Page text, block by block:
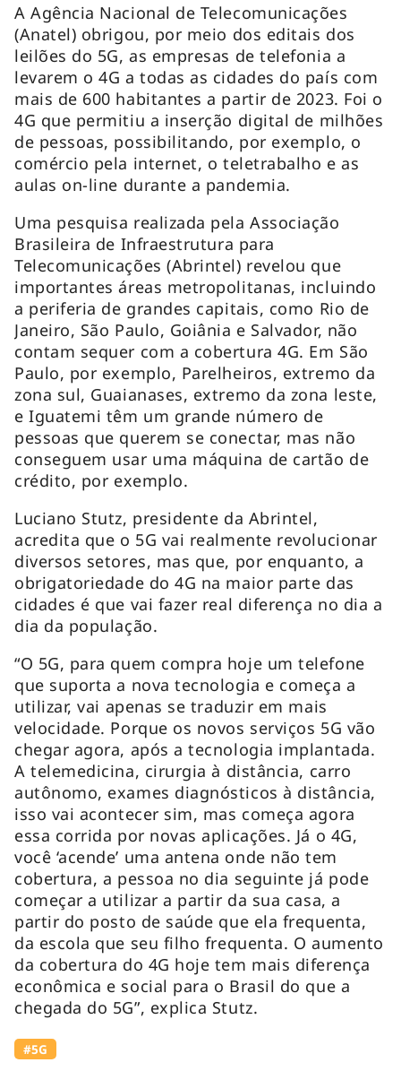
A Agência Nacional de Telecomunicações
(Anatel) obrigou, por meio dos editais dos
leilões do 5G, as empresas de telefonia a
levarem o 4G a todas as cidades do país com
mais de 600 habitantes a partir de 2023. Foi o
4G que permitiu a inserção digital de milhões
de pessoas, possibilitando, por exemplo, o
comércio pela internet, o teletrabalho e as
aulas on-line durante a pandemia.
Uma pesquisa realizada pela Associação
Brasileira de Infraestrutura para
Telecomunicações (Abrintel) revelou que
importantes áreas metropolitanas, incluindo
a periferia de grandes capitais, como Rio de
Janeiro, São Paulo, Goiânia e Salvador, não
contam sequer com a cobertura 4G. Em São
Paulo, por exemplo, Parelheiros, extremo da
zona sul, Guaianases, extremo da zona leste,
e Iguatemi têm um grande número de
pessoas que querem se conectar, mas não
conseguem usar uma máquina de cartão de
crédito, por exemplo.
Luciano Stutz, presidente da Abrintel,
acredita que o 5G vai realmente revolucionar
diversos setores, mas que, por enquanto, a
obrigatoriedade do 4G na maior parte das
cidades é que vai fazer real diferença no dia a
dia da população.
“O 5G, para quem compra hoje um telefone
que suporta a nova tecnologia e começa a
utilizar, vai apenas se traduzir em mais
velocidade. Porque os novos serviços 5G vão
chegar agora, após a tecnologia implantada.
A telemedicina, cirurgia à distância, carro
autônomo, exames diagnósticos à distância,
isso vai acontecer sim, mas começa agora
essa corrida por novas aplicações. Já o 4G,
você ‘acende’ uma antena onde não tem
cobertura, a pessoa no dia seguinte já pode
começar a utilizar a partir da sua casa, a
partir do posto de saúde que ela frequenta,
da escola que seu filho frequenta. O aumento
da cobertura do 4G hoje tem mais diferença
econômica e social para o Brasil do que a
chegada do 5G”, explica Stutz.
#5G